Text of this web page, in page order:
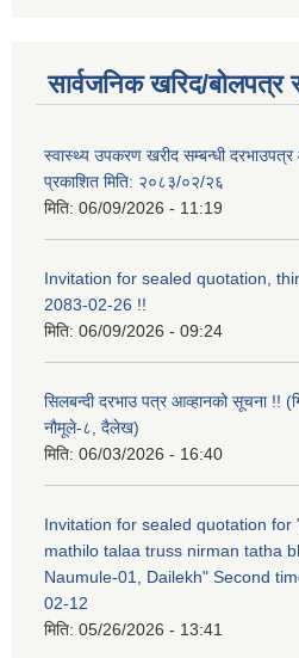
सार्वजनिक खरिद/बोलपत्र
स्वास्थ्य उपकरण खरीद सम्बन्धी
प्रकाशित मिति: २०८३/०२/२६
मिति: 06/09/2026 - 11:19
Invitation for sealed quotation,
2083-02-26 !!
मिति: 06/09/2026 - 09:24
सिलबन्दी दरभाउ पत्र आव्हानको सूचना !!
नौमूले-८, दैलेख)
मिति: 06/03/2026 - 16:40
Invitation for sealed quotation for
mathilo talaa truss nirman tatha
Naumule-01, Dailekh" Second
02-12
मिति: 05/26/2026 - 13:41